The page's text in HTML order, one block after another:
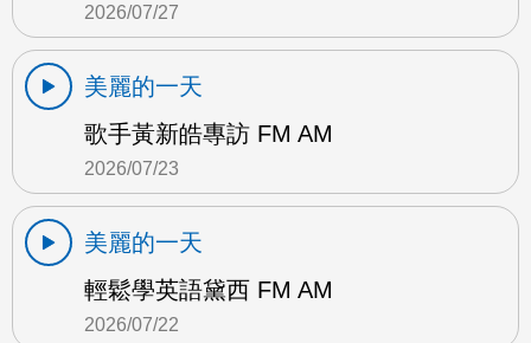
2026/07/27
美麗的一天
歌手黃新皓專訪 FM AM
2026/07/23
美麗的一天
輕鬆學英語黛西 FM AM
2026/07/22